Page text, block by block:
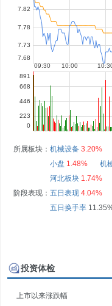
所属板块： 机械设备 3.20%
小盘 1.48% 机
河北板块 1.74%
阶段表现： 五日表现 4.04%
五日换手率
投资体检
上市以来涨跌幅